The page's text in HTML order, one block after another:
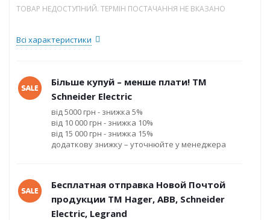
ТОВАР НЕДОСТУПНИЙ. ТЕРМІН ПОСТАЧАННЯ НЕ ВКАЗАНО
Всі характеристики
Більше купуй – менше плати! ТМ
Schneider Electric
від 5000 грн - знижка 5%
від 10 000 грн - знижка 10%
від 15 000 грн - знижка 15%
додаткову знижку – уточнюйте у менеджера
Бесплатная отправка Новой Почтой
продукции ТМ Hager, ABB, Schneider
Electric, Legrand